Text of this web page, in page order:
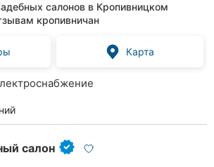
салонов в Кропивницком
кропивничан
Карта
салон